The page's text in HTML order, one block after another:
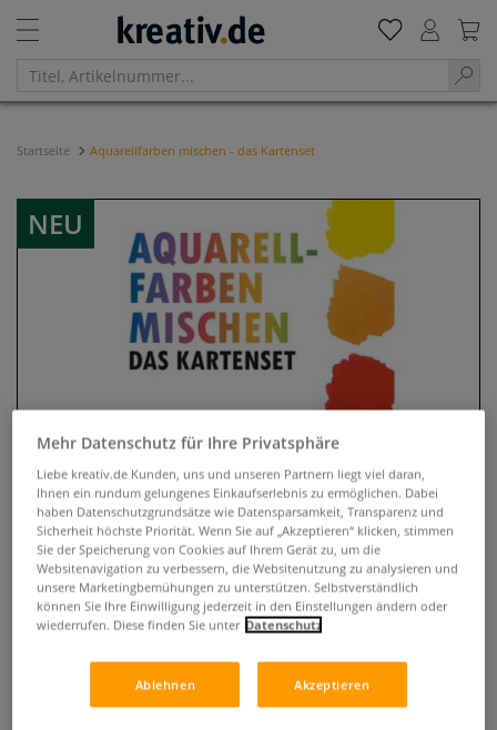
Startseite Aquarellfarben mischen - das Kartenset
NEU
Mehr Datenschutz für Ihre Privatsphäre
Liebe kreativ.de Kunden, uns und unseren Partnern liegt viel daran,
Ihnen ein rundum gelungenes Einkaufserlebnis zu ermöglichen. Dabei
haben Datenschutzgrundsätze wie Datensparsamkeit, Transparenz und
Sicherheit höchste Priorität. Wenn Sie auf „Akzeptieren“ klicken, stimmen
Sie der Speicherung von Cookies auf Ihrem Gerät zu, um die
Websitenavigation zu verbessern, die Websitenutzung zu analysieren und
unsere Marketingbemühungen zu unterstützen. Selbstverständlich
können Sie Ihre Einwilligung jederzeit in den Einstellungen ändern oder
wiederrufen. Diese finden Sie unter Datenschutz
Ablehnen Akzeptieren